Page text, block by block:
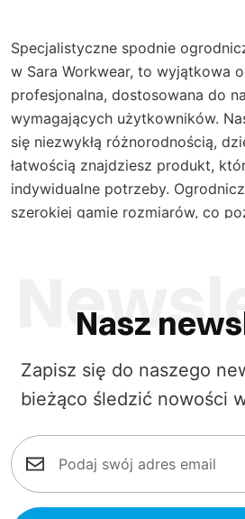
Specjalistyczne spodnie
w Sara Workwear, to wyjątkowa
profesjonalna, dostosowana do
wymagających użytkowników.
się niezwykłą różnorodnością,
łatwością znajdziesz produkt,
indywidualne potrzeby.
szerokiej gamie rozmiarów, co
takie jak szary czy granatowy,
pomarańczowe. Taka
wyrażenie indywidualnego stylu
Nasz
Zapisz się do naszego
bieżąco śledzić nowości